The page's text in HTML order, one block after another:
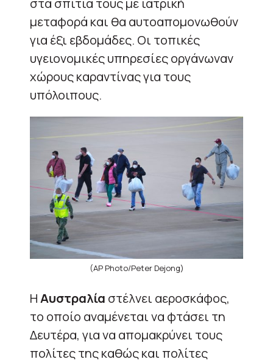
μεταφορά και θα αυτοαπομονωθούν
για έξι εβδομάδες. Οι τοπικές
υγειονομικές υπηρεσίες οργάνωναν
χώρους καραντίνας για τους
υπόλοιπους.
(AP Photo/Peter Dejong)
ΗΑυστραλία στέλνει αεροσκάφος,
το οποίο αναμένεται να φτάσει τη
Δευτέρα, για να απομακρύνει τους
πολίτες της καθώς και πολίτες